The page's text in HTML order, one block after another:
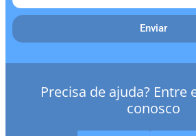
Enviar
Precisa de ajuda?
conosco